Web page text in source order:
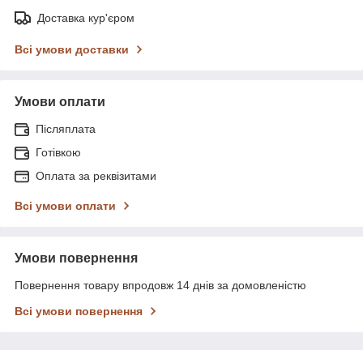
Доставка кур'єром
Всі умови доставки
Умови оплати
Післяплата
Готівкою
Оплата за реквізитами
Всі умови оплати
Умови повернення
Повернення товару впродовж 14 днів за домовленістю
Всі умови повернення